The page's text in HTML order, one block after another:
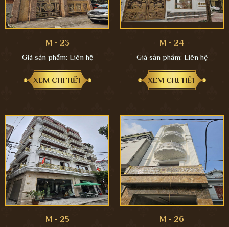
M - 23
Giá sản phẩm: Liên hệ
XEM CHI TIẾT
M - 24
Giá sản phẩm: Liên hệ
XEM CHI TIẾT
M - 25 M - 26